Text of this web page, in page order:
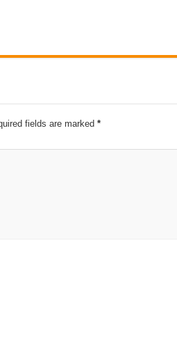
fields are marked *